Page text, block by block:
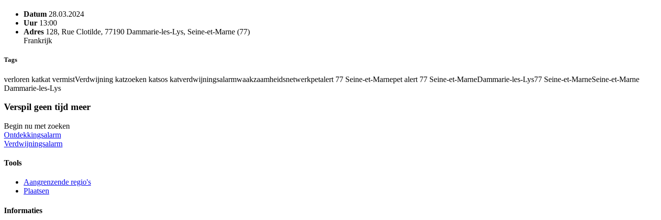
Datum 28.03.2024
Uur 13:00
Adres 128, Rue Clotilde, 77190 Dammarie-les-Lys, Seine-et-Marne (77)
Frankrijk
Tags
verloren katkat vermistVerdwijning katzoeken katsos katverdwijningsalarmwaakzaamheidsnetwerkpetalert 77 Seine-et-Marnepet alert 77 Seine-et-MarneDammarie-les-Lys77 Seine-et-MarneSeine-et-Marne
Dammarie-les-Lys
Verspil geen tijd meer
Begin nu met zoeken
Ontdekkingsalarm
Verdwijningsalarm
Tools
Aangrenzende regio's
Plaatsen
Informaties